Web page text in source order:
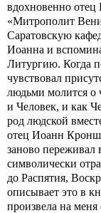
вдохновенно
«Митрополит
Саратовскую
Иоанна и
Литургию. Когда
чувствовал
людьми молится о
и Человек, и как
род людской
отец Иоанн
заново переживал
символически
до Распятия,
описывает это в
произвела на меня